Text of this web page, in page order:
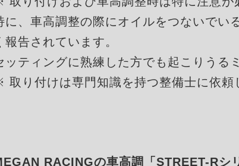
に、車高調整の際にオイルをつないでい
報告されています。
ッティングに熟練した方でも起こりうる
取り付けは専門知識を持つ整備士に依頼
RACINGの車高調「STREET-Rシ